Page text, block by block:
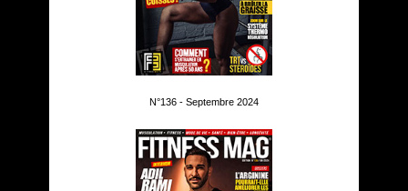
N°136 - Septembre 2024